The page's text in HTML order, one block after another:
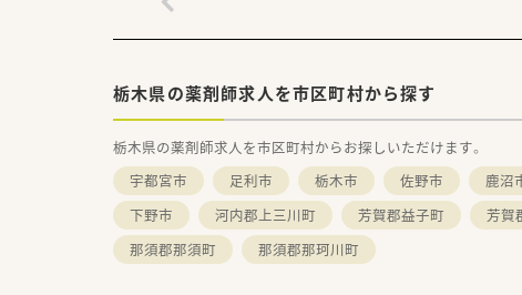
栃木県の薬剤師求人を市区町村から探す
栃木県の薬剤師求人を市区町村からお探しいただけます。
宇都宮市
足利市 栃木市 佐野市 鹿沼
下野市
河内郡上三川町 芳賀郡益子町 芳賀
那須郡那須町
那須郡那珂川町